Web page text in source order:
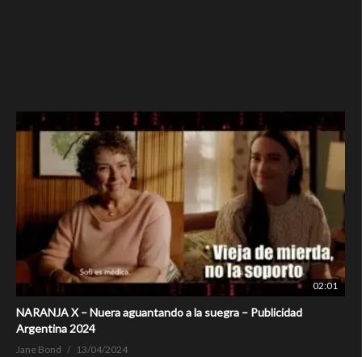
02:01
NARANJA X – Nuera aguantando a la suegra – Publicidad
Argentina 2024
Jane Bond 13/04/2024